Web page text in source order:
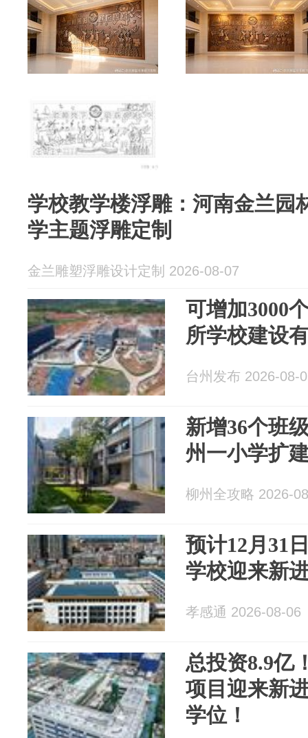
学校教学楼浮雕：河南金兰园
学主题浮雕定制
金兰雕塑浮雕设计定制 2026-08-07
可增加3000
所学校建设
台州发布 2026-08-
新增36个班
州一小学扩
柳州全攻略 2026-
预计12月31
学校迎来新
孝感通 2026-08-06
总投资8.9亿
项目迎来新
学位！